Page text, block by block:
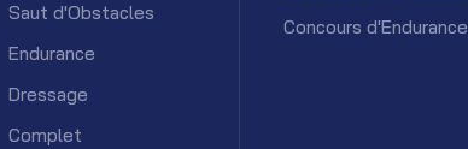
Saut d'Obstacles
Endurance
Dressage
Complet
Concours d'Endurance